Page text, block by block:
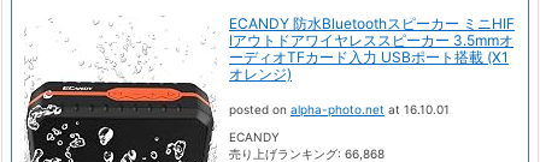
ECANDY 防水Bluetoothスピーカー ミニHIF
Iアウトドアワイヤレススピーカー 3.5mmオ
ーディオTFカード入力 USBポート搭載 (X1
オレンジ)
posted on alpha-photo.net at 16.10.01
ECANDY
売り上げランキング: 66,868